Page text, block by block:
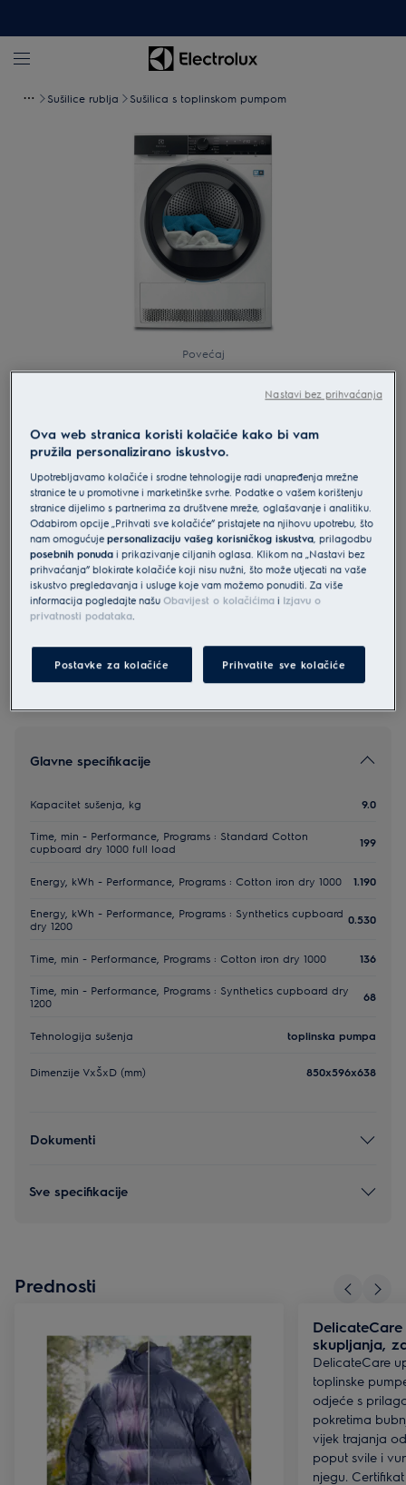
Sušilice rublja Sušilica s toplinskom pumpom
Povećaj
EW8D495MCE
Electrolux 800 UltraCare sušilica s
toplinskom pumpom kapaciteta 9
kg
0 (0)
Informacijski list proizvoda
Sigurnosne upute i sigurnosna upozorenja prema EU
Glavne specifikacije
Kapacitet sušenja, kg 9.0
Time, min - Performance, Programs : Standard Cotton
cupboard dry 1000 full load
199
Energy, kWh - Performance, Programs : Cotton iron dry 1000 1.190
Energy, kWh - Performance, Programs : Synthetics cupboard
dry 1200
0.530
Time, min - Performance, Programs : Cotton iron dry 1000 136
Time, min - Performance, Programs : Synthetics cupboard dry
1200
68
Tehnologija sušenja toplinska pumpa
Dimenzije VxŠxD (mm) 850x596x638
Dokumenti
Sve specifikacije
Prednosti
skupljanja,
DelicateCare
toplinske
odjeće s
pokretima
vijek trajanja
poput svile i
njegu.
Ova web stranica koristi kolačiće kako bi vam
pružila personalizirano iskustvo.
Upotrebljavamo kolačiće i srodne tehnologije radi unapređenja mrežne
stranice te u promotivne i marketinške svrhe. Podatke o vašem korištenju
stranice dijelimo s partnerima za društvene mreže, oglašavanje i analitiku.
Odabirom opcije „Prihvati sve kolačiće” pristajete na njihovu upotrebu, što
nam omogućujepersonalizaciju vašeg korisničkog iskustva, prilagodbu
posebnih ponuda i prikazivanje ciljanih oglasa. Klikom na „Nastavi bez
prihvaćanja” blokirate kolačiće koji nisu nužni, što može utjecati na vaše
iskustvo pregledavanja i usluge koje vam možemo ponuditi. Za više
informacija pogledajte našuObavijest o kolačićima i Izjavu o
privatnosti podataka.
Postavke za kolačiće Prihvatite sve kolačiće
Nastavi bez prihvaćanja